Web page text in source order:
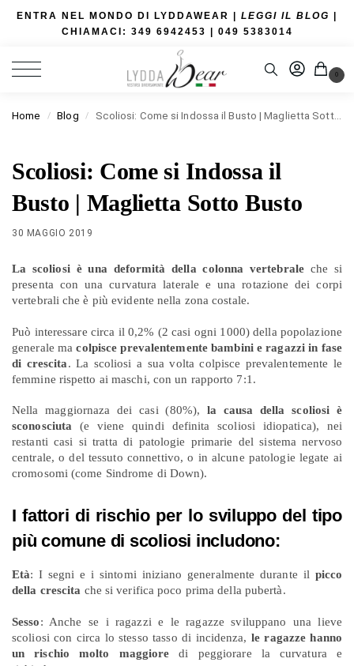
ENTRA NEL MONDO DI LYDDAWEAR | LEGGI IL BLOG |
CHIAMACI: 349 6942453 | 049 5383014
0
Home / Blog / Scoliosi: Come si Indossa il Busto | Maglietta Sotto Busto
Scoliosi: Come si Indossa il
Busto | Maglietta Sotto Busto
30 MAGGIO 2019
La scoliosi è una deformità della colonna vertebraleche si
presenta con una curvatura laterale e una rotazione dei corpi
vertebrali che è più evidente nella zona costale.
Può interessare circa il 0,2% (2 casi ogni 1000) della popolazione
generale macolpisce prevalentemente bambini e ragazzi in fase
di crescita. La scoliosi a sua volta colpisce prevalentemente le
femmine rispetto ai maschi, con un rapporto 7:1.
Nella maggiornaza dei casi (80%), la causa della scoliosi è
sconosciuta (e viene quindi definita scoliosi idiopatica), nei
restanti casi si tratta di patologie primarie del sistema nervoso
centrale, o del tessuto connettivo, o in alcune patologie legate ai
cromosomi (come Sindrome di Down).
I fattori di rischio per lo sviluppo del tipo
più comune di scoliosi includono:
Età: I segni e i sintomi iniziano generalmente durante il picco
della crescita che si verifica poco prima della pubertà.
Sesso: Anche se i ragazzi e le ragazze sviluppano una lieve
scoliosi con circa lo stesso tasso di incidenza, le ragazze hanno
un rischio molto maggiore di peggiorare la curvatura e